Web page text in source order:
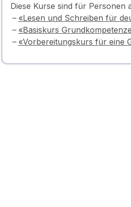
Diese Kurse sind für Personen
«Lesen und Schreiben für
«Basiskurs
«Vorbereitungskurs für eine